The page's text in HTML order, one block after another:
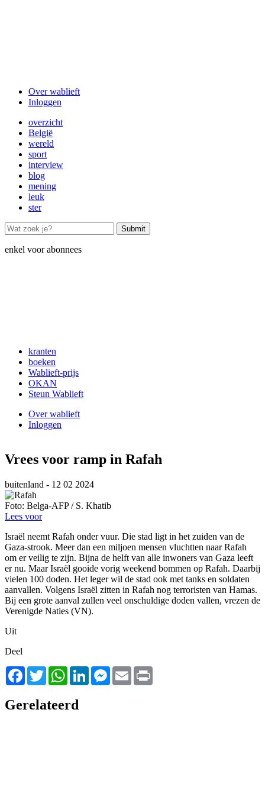
Gebruikersmenu
Over wablieft
Inloggen
Krantnavigatie
overzicht
België
wereld
sport
interview
blog
mening
leuk
ster
enkel voor abonnees
Hoofdnavigatie
kranten
boeken
Wablieft-prijs
OKAN
Steun Wablieft
Gebruikersmenu
Over wablieft
Inloggen
Vrees voor ramp in Rafah
buitenland - 12 02 2024
Foto: Belga-AFP / S. Khatib
Lees voor
Israël neemt Rafah onder vuur. Die stad ligt in het zuiden van de
Gaza-strook. Meer dan een miljoen mensen vluchtten naar Rafah
om er veilig te zijn. Bijna de helft van alle inwoners van Gaza leeft
er nu. Maar Israël gooide vorig weekend bommen op Rafah. Daarbij
vielen 100 doden. Het leger wil de stad ook met tanks en soldaten
aanvallen. Volgens Israël zitten in Rafah nog terroristen van Hamas.
Bij een grote aanval zullen veel onschuldige doden vallen, vrezen de
Verenigde Naties (VN).
Uit
Deel
Facebook
TwitterWhatsAppLinkedInMessenger
Email
Gerelateerd